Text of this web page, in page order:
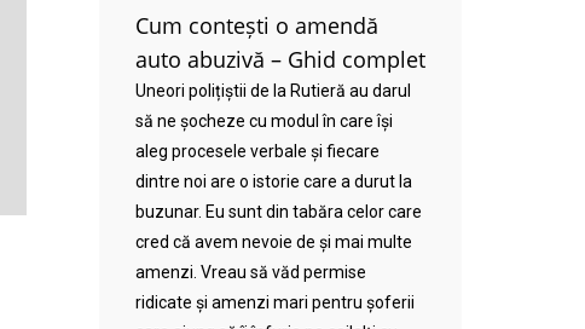
Cum contești o amendă
auto abuzivă – Ghid complet
Uneori polițiștii de la Rutieră au darul
să ne șocheze cu modul în care își
aleg procesele verbale și fiecare
dintre noi are o istorie care a durut la
buzunar. Eu sunt din tabăra celor care
cred că avem nevoie de și mai multe
amenzi. Vreau să văd permise
ridicate și amenzi mari pentru șoferii